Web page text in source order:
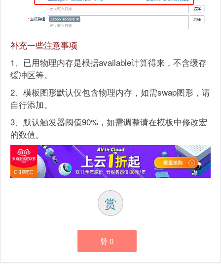
补充一些注意事项
1、已用物理内存是根据available计算得来，不含缓存
缓冲区等。
2、模板图形默认仅包含物理内存，如需swap图形，请
自行添加。
3、默认触发器阈值90%，如需调整请在模板中修改宏
的数值。
赏
赞0